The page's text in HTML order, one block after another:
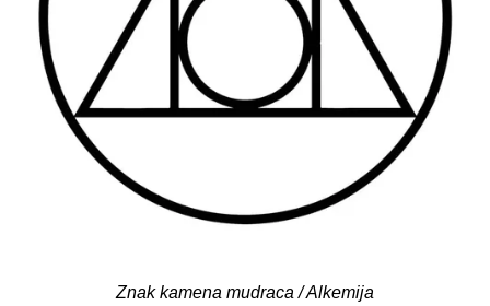
Znak kamena mudraca / Alkemija